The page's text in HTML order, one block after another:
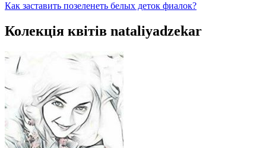
Как заставить позеленеть белых деток фиалок?
Колекція квітів nataliyadzekar